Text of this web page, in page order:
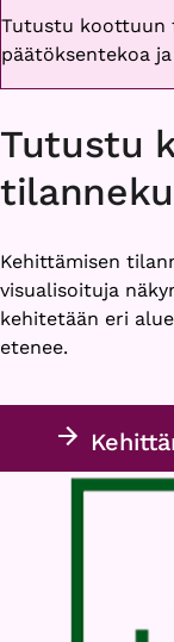
Tutustu koottuun
päätöksentekoa
Tutustu
Kehittämisen
visualisoituja
kehitetään eri
etenee.